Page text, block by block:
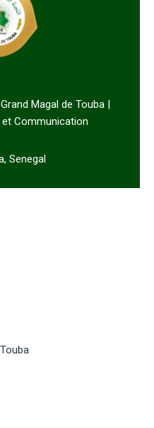
Magal de Touba |
Communication
Senegal